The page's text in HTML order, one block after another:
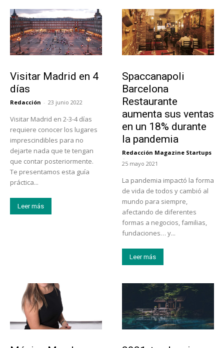
Visitar Madrid en 4
días
Redacción - 23 junio 2022
Visitar Madrid en 2-3-4 días
requiere conocer los lugares
imprescindibles para no
dejarte nada que te tengan
que contar posteriormente.
Te presentamos esta guía
práctica...
Leer más
Spaccanapoli
Barcelona
Restaurante
aumenta sus ventas
en un 18% durante
la pandemia
Redacción Magazine Startups
-
25 mayo 2021
La pandemia impactó la forma
de vida de todos y cambió al
mundo para siempre,
afectando de diferentes
formas a negocios, familias,
fundaciones… y...
Leer más